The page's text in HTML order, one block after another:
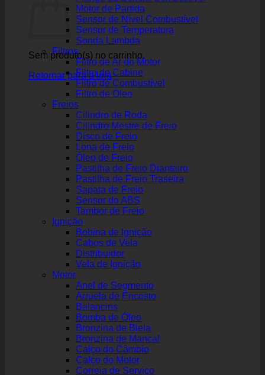
Sem produto(s) no carrinho.
Retornar para a loja
Motor de Partida
Sensor de Nível Combustível
Sensor de Temperatura
Sonda Lambda
Filtros
Filtro de Ar do Motor
Filtro de Cabine
Filtro de Combustível
Filtro de Óleo
Freios
Cilindro de Roda
Cilindro Mestre de Freio
Disco de Freio
Lona de Freio
Óleo de Freio
Pastilha de Freio Dianteiro
Pastilha de Freio Traseira
Sapata de Freio
Sensor do ABS
Tambor de Freio
Ignição
Bobina de Ignição
Cabos de Vela
Distribuidor
Vela de Ignição
Motor
Anel de Segmento
Arruela de Encosto
Balancins
Bomba de Óleo
Bronzina de Biela
Bronzina de Mancal
Calço do Câmbio
Calço do Motor
Correia de Serviço